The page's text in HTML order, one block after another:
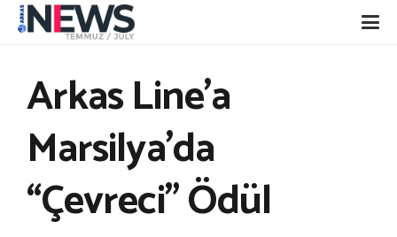
Arkas Line’a
Marsilya’da
“Çevreci” Ödül